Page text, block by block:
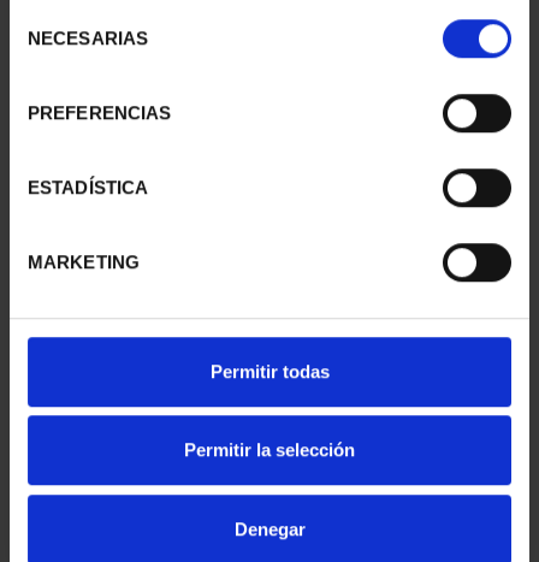
NECESARIAS
PREFERENCIAS
ESTADÍSTICA
MARKETING
Permitir todas
Permitir la selección
Denegar
SUBSCRIPTION
SUBSCRIPTION
CAPITALS OF SPAIN 2
Only for registered users